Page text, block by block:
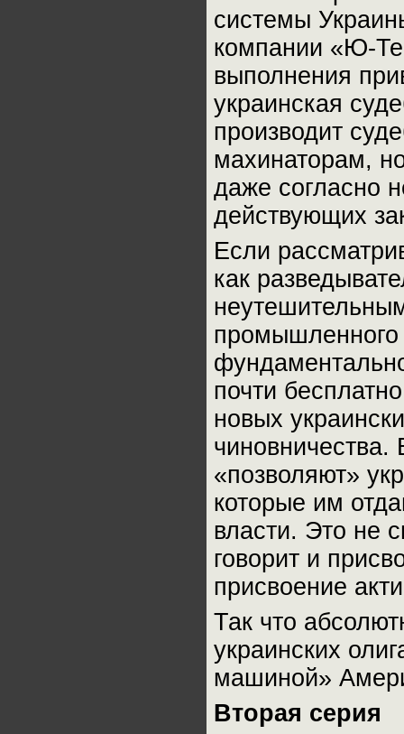
системы
компании «Ю-
выполнения
украинская
производит
даже согласно
действующих
Если
как
промышленного
почти
новых
«позволяют»
которые им
власти. Это не
говорит и
присвоение
Так что
украинских
машиной»
Вторая серия